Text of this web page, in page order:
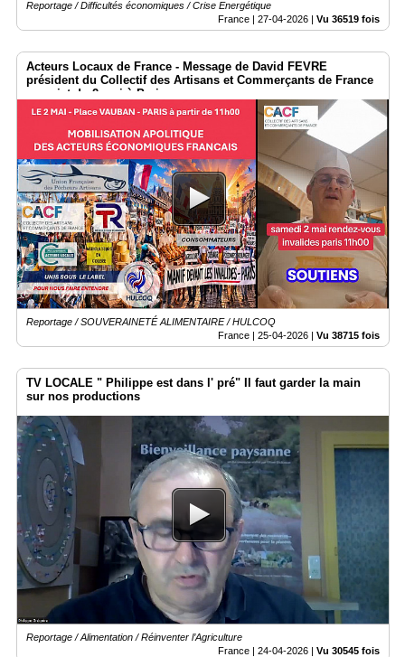
Reportage / Difficultés économiques / Crise Energétique
France | 27-04-2026 Vu 36519 fois
Acteurs Locaux de France - Message de David FEVRE
président du Collectif des Artisans et Commerçants de France
au sujet du 2 mai à Paris
Reportage / SOUVERAINETÉ ALIMENTAIRE / HULCOQ
France | 25-04-2026 | Vu 38715 fois
TV LOCALE " Philippe est dans l' pré" Il faut garder la main
sur nos productions
Reportage / Alimentation / Réinventer l’Agriculture
France | 24-04-2026 | Vu 30545 fois